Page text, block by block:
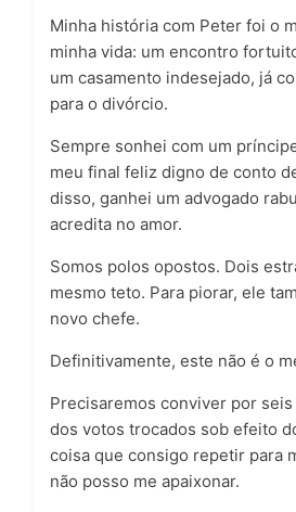
Minha história com Peter foi o
minha vida: um encontro
um casamento indesejado, já
para o divórcio.
Sempre sonhei com um
meu final feliz digno de conto
disso, ganhei um advogado
acredita no amor.
Somos polos opostos. Dois
mesmo teto. Para piorar, ele
novo chefe.
Definitivamente, este não é o
Precisaremos conviver por
dos votos trocados sob efeito
coisa que consigo repetir para
não posso me apaixonar.